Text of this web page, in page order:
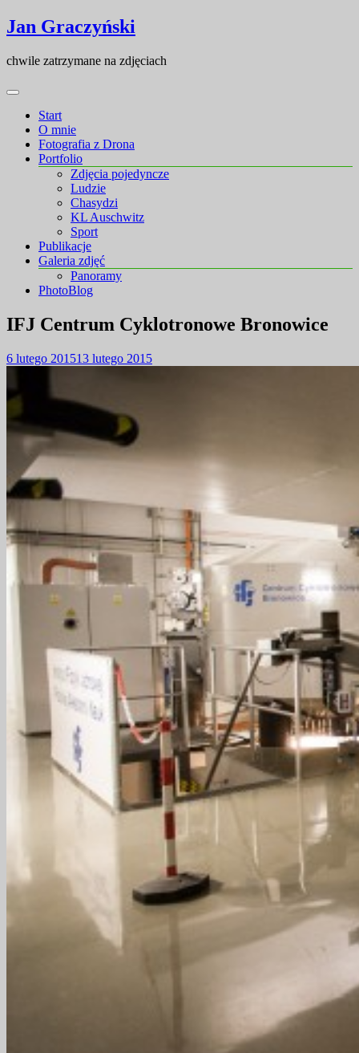
Skip
to
Skip
to
Jan Graczyński
chwile zatrzymane na zdjęciach
Start
O mnie
Fotografia z Drona
Portfolio
Zdjęcia pojedyncze
Ludzie
Chasydzi
KL Auschwitz
Sport
Publikacje
Galeria zdjęć
Panoramy
PhotoBlog
IFJ Centrum Cyklotronowe Bronowice
6 lutego 201513 lutego 2015